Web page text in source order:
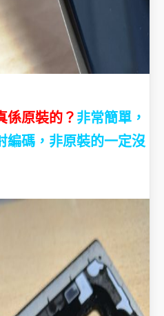
係原裝的？ 非常簡單，
編碼，非原裝的一定沒